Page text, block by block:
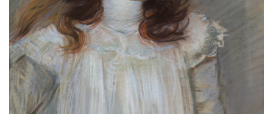
Présentation
Lettre de la fondatrice
Mentions légales
Nous contacter